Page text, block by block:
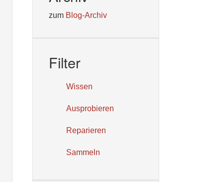
zum Blog-Archiv
Filter
Wissen
Ausprobieren
Reparieren
Sammeln